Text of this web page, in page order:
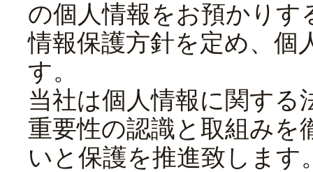
の個人情報をお預かり
情報保護方針を定め、個
す。
当社は個人情報に関する
重要性の認識と取組みを
いと保護を推進致します